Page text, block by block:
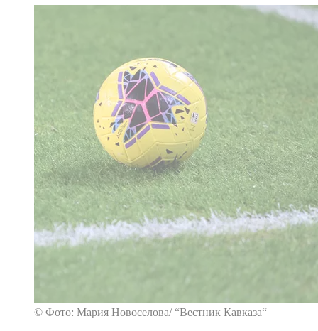
© Фото: Мария Новоселова/ “Вестник Кавказа“